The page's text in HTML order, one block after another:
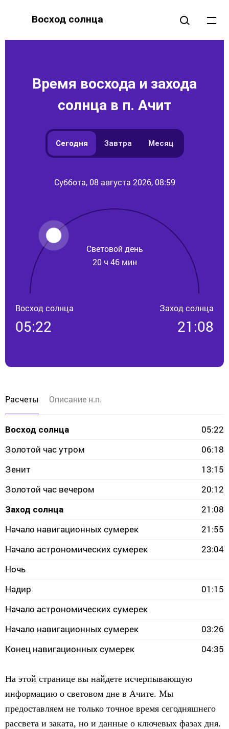
Восход солнца
Время восхода и захода
солнца в п. Ачит
Сегодня Завтра Месяц
Суббота, 08 августа 2026, 08:59
Световой день
20 ч 46 мин
Восход солнца
05:22
Заход солнца
21:08
Расчеты Описание н.п.
Восход солнца
05:22
Золотой час утром
06:18
Зенит
13:15
Золотой час вечером
20:12
Заход солнца
21:08
Начало навигационных сумерек
21:55
Начало астрономических сумерек
23:04
Ночь
Надир
01:15
Начало астрономических сумерек
Начало навигационных сумерек
03:26
Конец навигационных сумерек
04:35
На этой странице вы найдете исчерпывающую
информацию о световом дне в Ачите. Мы
предоставляем не только точное время сегодняшнего
рассвета и заката, но и данные о ключевых фазах дня.